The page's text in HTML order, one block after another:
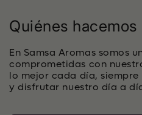
Quiénes hacemos
En Samsa Aromas somos
comprometidas con
lo mejor cada día,
y disfrutar nuestro día a